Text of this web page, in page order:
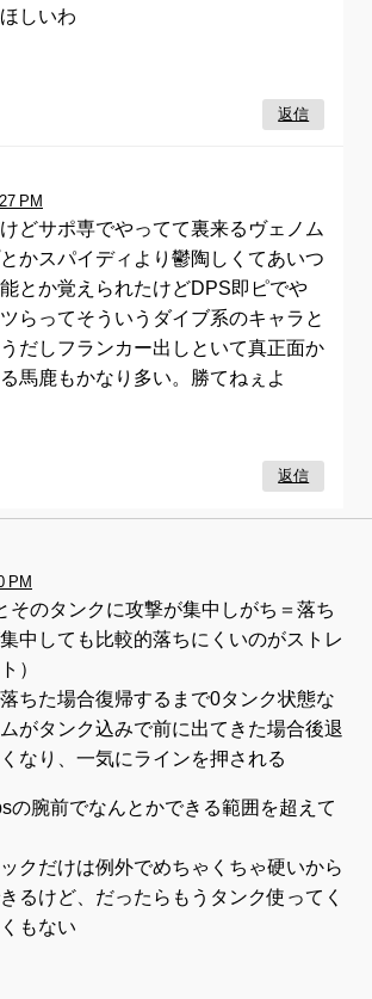
しいわ
返信
PM
どサポ専でやってて裏来るヴェノム
かスパイディより鬱陶しくてあいつ
とか覚えられたけどDPS即ピでや
らってそういうダイブ系のキャラと
だしフランカー出しといて真正面か
馬鹿もかなり多い。勝てねぇよ
返信
PM
そのタンクに攻撃が集中しがち＝落ち
中しても比較的落ちにくいのがストレ
）
ちた場合復帰するまで0タンク状態な
がタンク込みで前に出てきた場合後退
なり、一気にラインを押される
の腕前でなんとかできる範囲を超えて
クだけは例外でめちゃくちゃ硬いから
るけど、だったらもうタンク使ってく
もない